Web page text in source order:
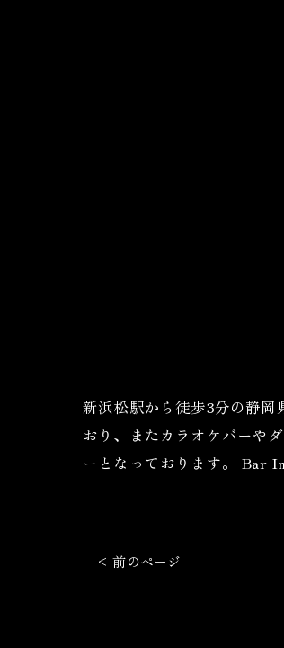
新浜松駅から徒歩3分の静
おり、またカラオケバーや
ーとなっております。 Bar
< 前のページ